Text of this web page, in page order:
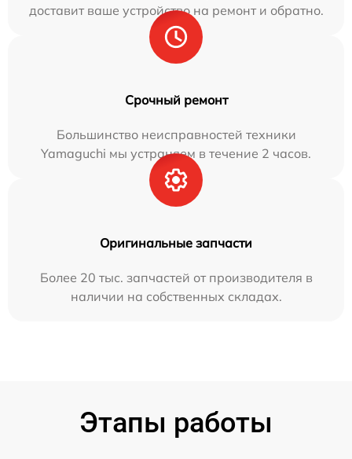
доставит ваше устройство на ремонт и обратно.
Срочный ремонт
Большинство неисправностей техники
Yamaguchi мы устраняем в течение 2 часов.
Оригинальные запчасти
Более 20 тыс. запчастей от производителя в
наличии на собственных складах.
Этапы работы